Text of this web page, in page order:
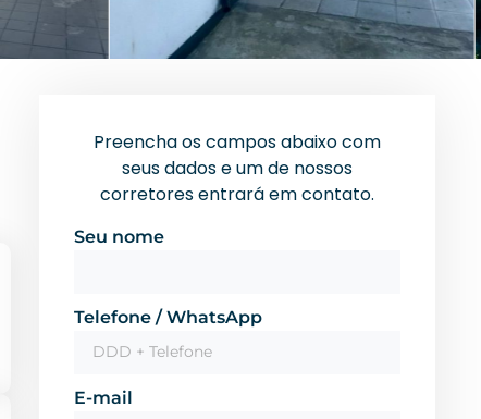
Preencha os campos abaixo com
seus dados e um de nossos
corretores entrará em contato.
Seu nome
Telefone / WhatsApp
E-mail